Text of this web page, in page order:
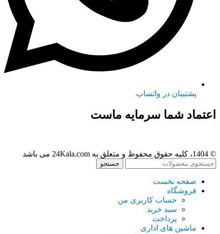
پشتیبان در واتساپ
اعتماد شما سرمایه ماست
© 1404، کلیه حقوق محفوظ و متعلق به 24Kala.com می باشد
جستجو
صفحه نخست
فروشگاه
حساب کاربری من
سبد خرید
پرداخت
ماشین های اداری